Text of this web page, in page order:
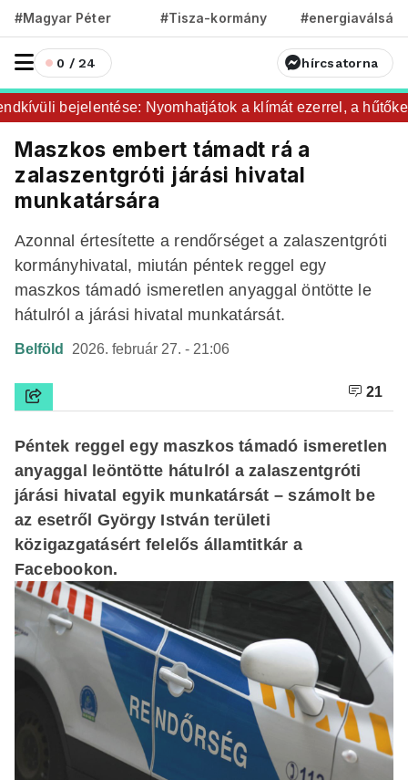
#Magyar Péter #Tisza-kormány #energiaválság
0 / 24 hírcsatorna
bejelentése: Nyomhatjátok a klímát ezerrel, a hűtőket
Maszkos embert támadt rá a
zalaszentgróti járási hivatal
munkatársára
Azonnal értesítette a rendőrséget a zalaszentgróti
kormányhivatal, miután péntek reggel egy
maszkos támadó ismeretlen anyaggal öntötte le
hátulról a járási hivatal munkatársát.
Belföld 2026. február 27. - 21:06
21
Péntek reggel egy maszkos támadó ismeretlen
anyaggal leöntötte hátulról a zalaszentgróti
járási hivatal egyik munkatársát – számolt be
az esetről György István területi
közigazgatásért felelős államtitkár a
Facebookon.